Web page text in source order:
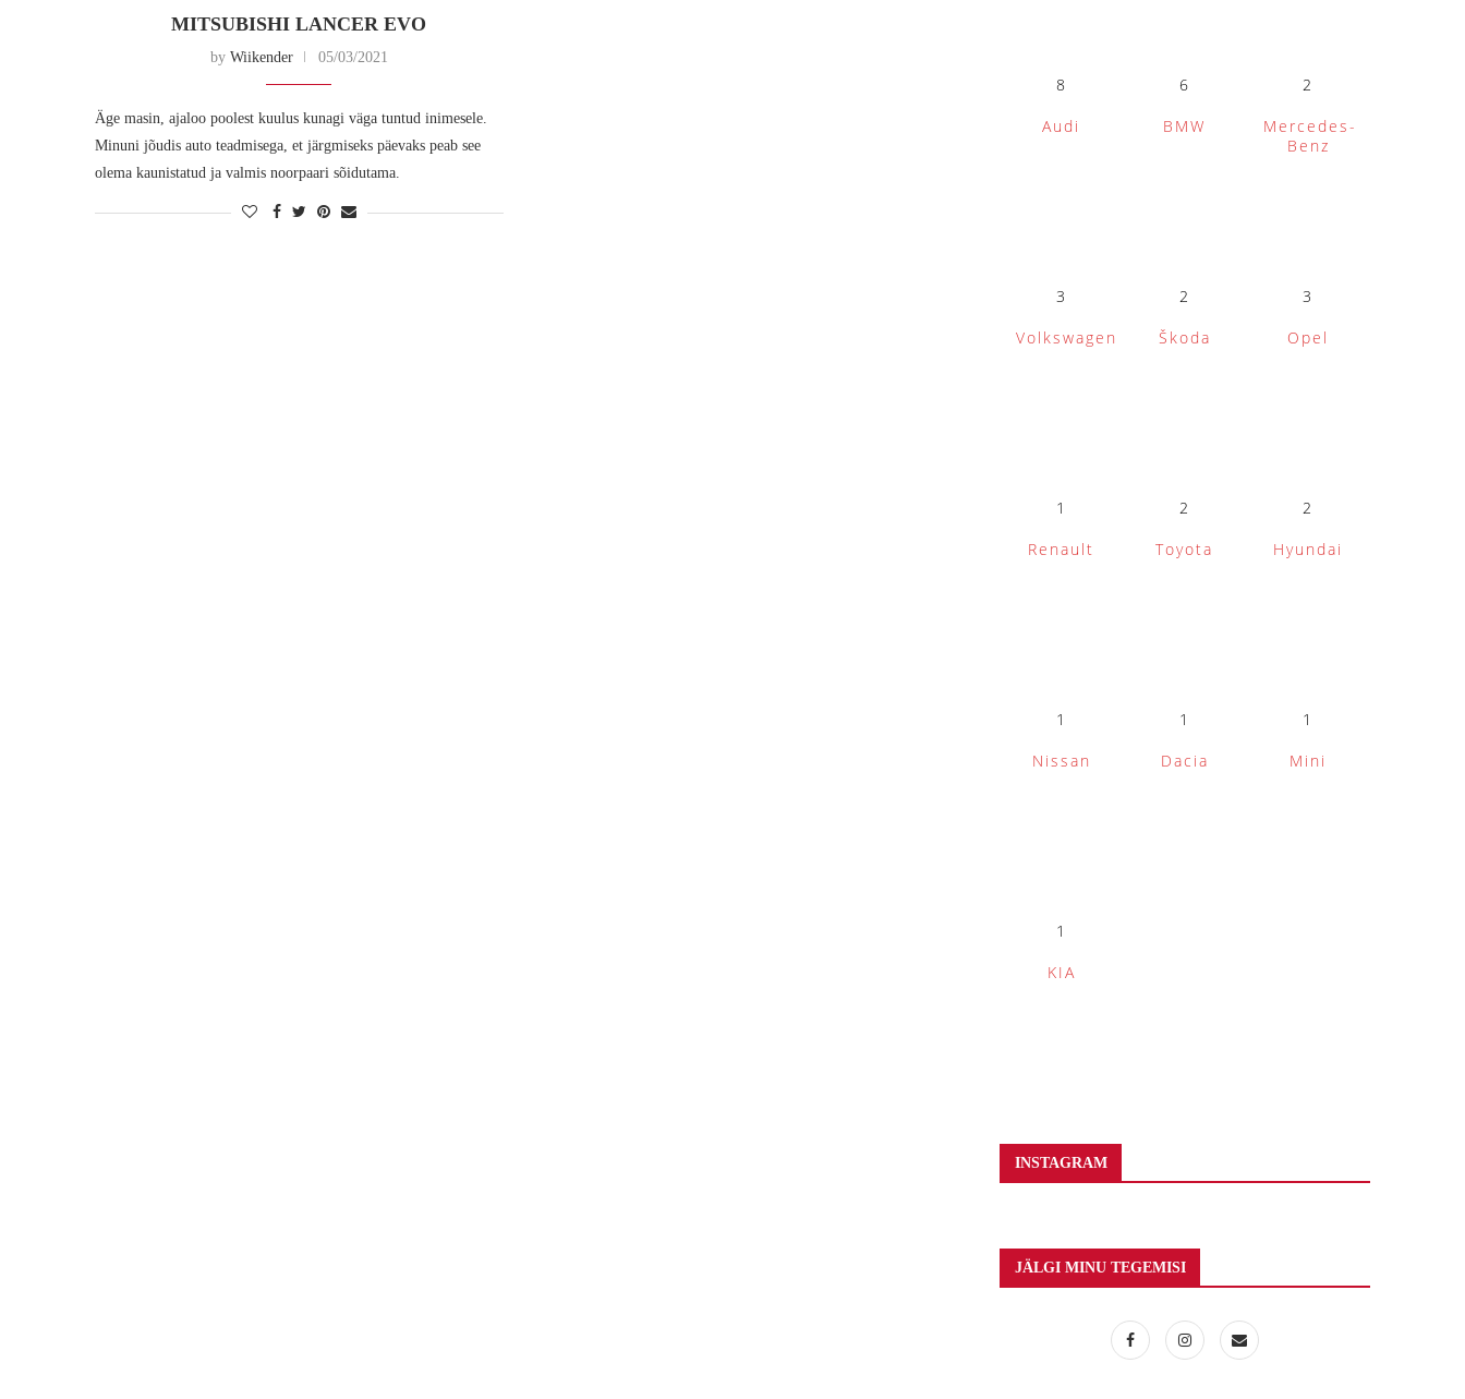
MITSUBISHI LANCER EVO
by Wiikender 05/03/2021
Äge masin, ajaloo poolest kuulus kunagi väga tuntud inimesele.
Minuni jõudis auto teadmisega, et järgmiseks päevaks peab see
olema kaunistatud ja valmis noorpaari sõidutama.
8
Audi
6
BMW
2
Mercedes-
Benz
3
Volkswagen
2
Škoda
3
Opel
1
Renault
2
Toyota
2
Hyundai
1
Nissan
1
Dacia
1
Mini
1
KIA
INSTAGRAM
JÄLGI MINU TEGEMISI